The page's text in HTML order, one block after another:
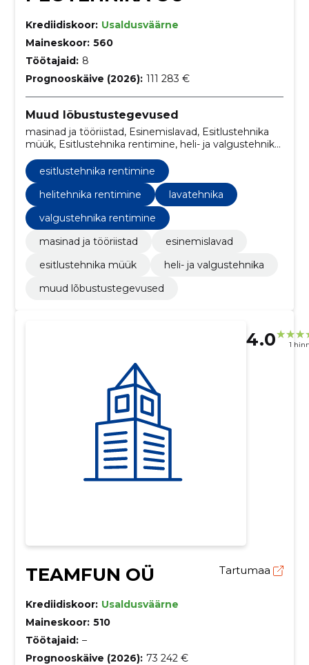
Krediidiskoor: Usaldusväärne
Maineskoor: 560
Töötajaid: 8
Prognooskäive (2026): 111 283 €
Muud lõbustustegevused
masinad ja tööriistad, Esinemislavad, Esitlustehnika
müük, Esitlustehnika rentimine, heli- ja valgustehnika,
Helitehnika rentimine, Lavatehnika, Valgustehnika
rentimine
esitlustehnika rentimine
helitehnika rentimine
lavatehnika
valgustehnika rentimine
masinad ja tööriistad
esinemislavad
esitlustehnika müük
heli- ja valgustehnika
muud lõbustustegevused
4.0 1
TEAMFUN OÜ Tartumaa
Krediidiskoor: Usaldusväärne
Maineskoor: 510
Töötajaid: –
Prognooskäive (2026): 73 242 €